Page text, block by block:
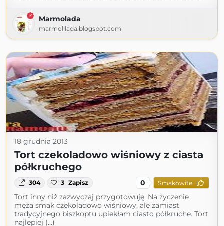
Marmolada
marmolllada.blogspot.com
18 grudnia 2013
Tort czekoladowo wiśniowy z ciasta
półkruchego
304 3 Zapisz 0 Smakowite
Tort inny niż zazwyczaj przygotowuję. Na życzenie
męża smak czekoladowo wiśniowy, ale zamiast
tradycyjnego biszkoptu upiekłam ciasto półkruche. Tort
najlepiej (...)